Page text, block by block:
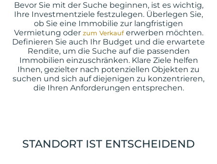
Bevor Sie mit der Suche beginnen, ist es wichtig,
Ihre Investmentziele festzulegen. Überlegen Sie,
ob Sie eine Immobilie zur langfristigen
Vermietung oder zum Verkauferwerben möchten.
Definieren Sie auch Ihr Budget und die erwartete
Rendite, um die Suche auf die passenden
Immobilien einzuschränken. Klare Ziele helfen
Ihnen, gezielter nach potenziellen Objekten zu
suchen und sich auf diejenigen zu konzentrieren,
die Ihren Anforderungen entsprechen.
STANDORT IST ENTSCHEIDEND